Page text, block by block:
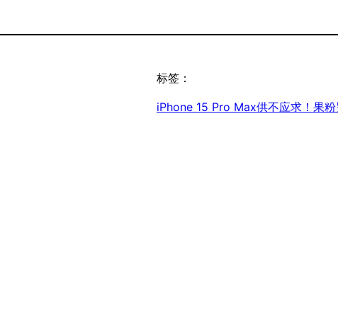
标签：
iPhone 15 Pro Max供不应求！果